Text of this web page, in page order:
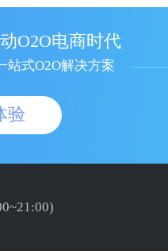
O2O电商时代
站式O2O解决方案
验